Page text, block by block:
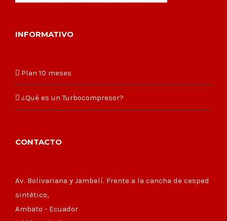
INFORMATIVO
Plan 10 meses
¿Qué es un Turbocompresor?
CONTACTO
Av. Bolivariana y Jambelí. Frente a la cancha de cesped
sintético,
Ambato - Ecuador